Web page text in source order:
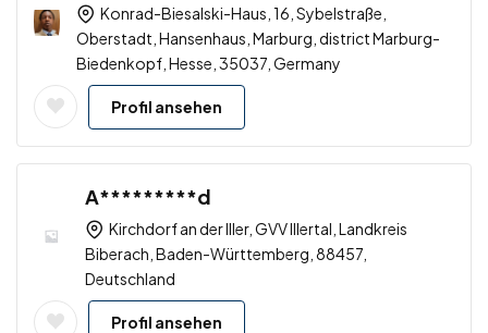
Konrad-Biesalski-Haus, 16, Sybelstraße,
Oberstadt, Hansenhaus, Marburg, district Marburg-
Biedenkopf, Hesse, 35037, Germany
Profil ansehen
A*********d
Kirchdorf an der Iller, GVV Illertal, Landkreis
Biberach, Baden-Württemberg, 88457,
Deutschland
Profil ansehen